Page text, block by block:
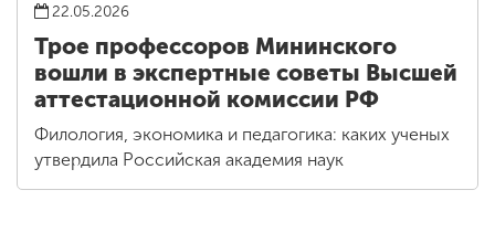
22.05.2026
Трое профессоров Мининского
вошли в экспертные советы Высшей
аттестационной комиссии РФ
Филология, экономика и педагогика: каких ученых
утвердила Российская академия наук